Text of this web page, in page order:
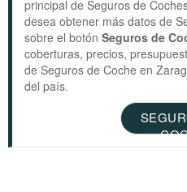
principal de Seguros de
desea obtener más datos de
sobre el botón Seguros de
coberturas, precios,
de Seguros de Coche en
del país.